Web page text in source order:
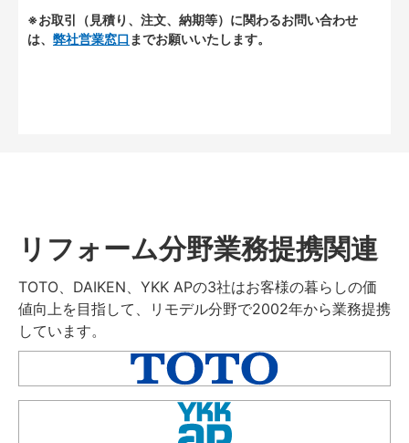
※お取引（見積り、注文、納期等）に関わるお問い合わせ
は、 弊社営業窓口 までお願いいたします。
リフォーム分野業務提携関連
TOTO、DAIKEN、YKK APの3社はお客様の暮らしの価
値向上を目指して、リモデル分野で2002年から業務提携
しています。